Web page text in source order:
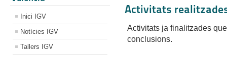
Inici IGV
Notícies IGV
Tallers IGV
Activitats
Activitats ja finalitzades
conclusions.